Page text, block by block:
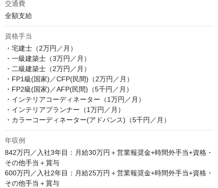
交通費
全額支給
資格手当
・宅建士（2万円／月）
・一級建築士（3万円／月）
・二級建築士（2万円／月）
・FP1級(国家)／CFP(民間)（2万円／月）
・FP2級(国家)／AFP(民間)（5千円／月）
・インテリアコーディネーター（1万円／月）
・インテリアプランナー（1万円／月）
・カラーコーディネーター(アドバンス)（5千円／月）
年収例
842万円／入社3年目：月給30万円＋営業報奨金+時間外手当+資格・
その他手当＋賞与
600万円／入社2年目：月給25万円＋営業報奨金+時間外手当+資格・
その他手当＋賞与